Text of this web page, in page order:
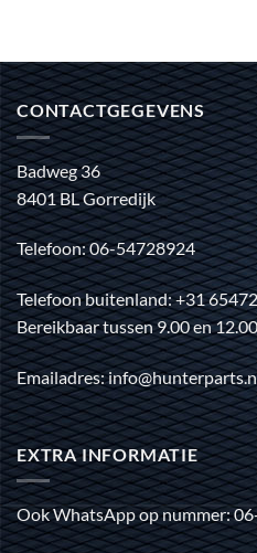
CONTACTGEGEVENS
Badweg 36
8401 BL Gorredijk
Telefoon: 06-54728924
Telefoon buitenland: +31
Bereikbaar tussen 9.00 en
Emailadres:
EXTRA INFORMATIE
Ook WhatsApp op nummer: